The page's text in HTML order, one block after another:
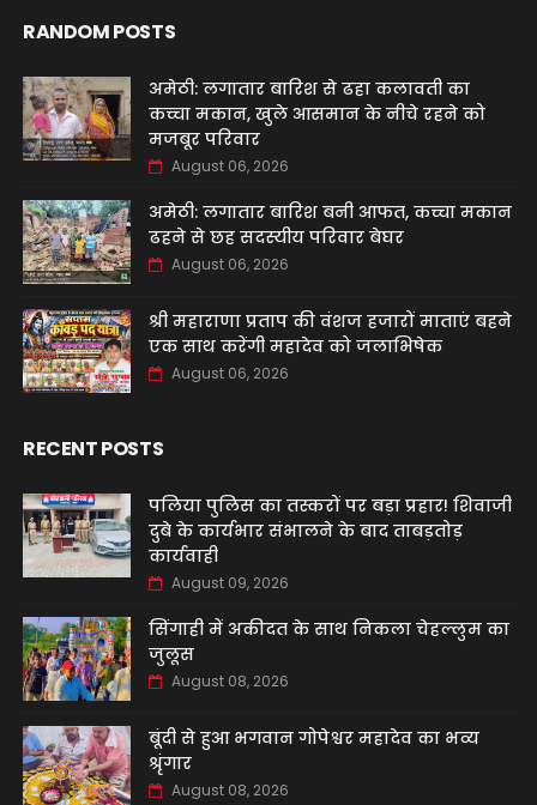
RANDOM POSTS
अमेठी: लगातार बारिश से ढहा कलावती का
कच्चा मकान, खुले आसमान के नीचे रहने को
मजबूर परिवार
August 06, 2026
अमेठी: लगातार बारिश बनी आफत, कच्चा मकान
ढहने से छह सदस्यीय परिवार बेघर
August 06, 2026
श्री महाराणा प्रताप की वंशज हजारों माताएं बहने
एक साथ करेंगी महादेव को जलाभिषेक
August 06, 2026
RECENT POSTS
पलिया पुलिस का तस्करों पर बड़ा प्रहार! शिवाजी
दुबे के कार्यभार संभालने के बाद ताबड़तोड़
कार्यवाही
August 09, 2026
सिंगाही में अकीदत के साथ निकला चेहल्लुम का
जुलूस
August 08, 2026
बूंदी से हुआ भगवान गोपेश्वर महादेव का भव्य
श्रृंगार
August 08, 2026